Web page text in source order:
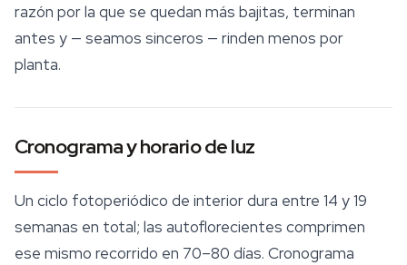
razón por la que se quedan más bajitas, terminan
antes y — seamos sinceros — rinden menos por
planta.
Cronograma y horario de luz
Un ciclo fotoperiódico de interior dura entre 14 y 19
semanas en total; las autoflorecientes comprimen
ese mismo recorrido en 70–80 días. Cronograma